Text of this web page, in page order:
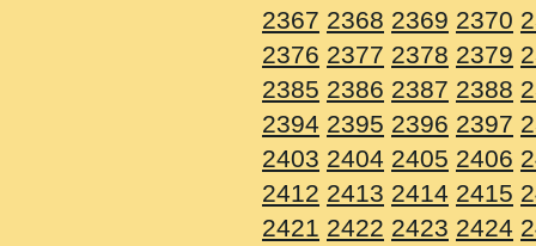
2367 2368 2369 2370
2376 2377 2378 2379
2385 2386 2387 2388
2394 2395 2396 2397
2403 2404 2405 2406
2412 2413 2414 2415
2421 2422 2423 2424